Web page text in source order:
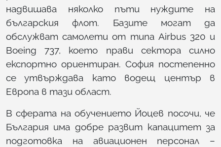
надвишава няколко пъти нуждите на
българския флот. Базите могат да
обслужват самолети от типа Airbus 320 и
Boeing 737, което прави сектора силно
експортно ориентиран. София постепенно
се утвърждава като водещ център в
Европа в тази област.
В сферата на обучението Йоцев посочи, че
България има добре развит капацитет за
подготовка на авиационен персонал –